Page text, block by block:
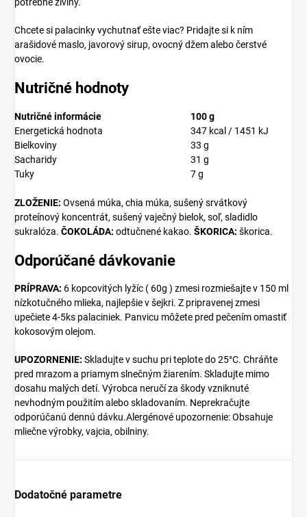
potrebné živiny.
Chcete si palacinky vychutnať ešte viac? Pridajte si k ním
arašidové maslo, javorový sirup, ovocný džem alebo čerstvé
ovocie.
Nutričné hodnoty
Nutričné informácie
100 g
Energetická hodnota
347 kcal / 1451 kJ
Bielkoviny
33 g
Sacharidy
31 g
Tuky
7 g
ZLOŽENIE: Ovsená múka, chia múka, sušený srvátkový
proteínový koncentrát, sušený vaječný bielok, soľ, sladidlo
sukralóza. ČOKOLÁDA: odtučnené kakao. ŠKORICA: škorica.
Odporúčané dávkovanie
PRÍPRAVA: 6 kopcovitých lyžíc ( 60g ) zmesi rozmiešajte v 150 ml
nízkotučného mlieka, najlepšie v šejkri. Z pripravenej zmesi
upečiete 4-5ks palaciniek. Panvicu môžete pred pečením omastiť
kokosovým olejom.
UPOZORNENIE: Skladujte v suchu pri teplote do 25°C. Chráňte
pred mrazom a priamym slnečným žiarením. Skladujte mimo
dosahu malých detí. Výrobca neručí za škody vzniknuté
nevhodným použitím alebo skladovaním. Neprekračujte
odporúčanú dennú dávku.Alergénové upozornenie: Obsahuje
mliečne výrobky, vajcia, obilniny.
Dodatočné parametre